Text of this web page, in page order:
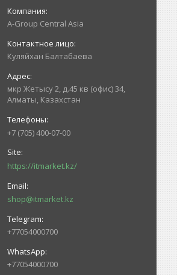
A-Group Central Asia
Куляйхан Балтабаева
мкр Жетысу 2, д.45 кв (офис) 34,
Алматы, Казахстан
+7 (705) 400-07-00
https://itmarket.kz/
shop@itmarket.kz
+77054000700
+77054000700